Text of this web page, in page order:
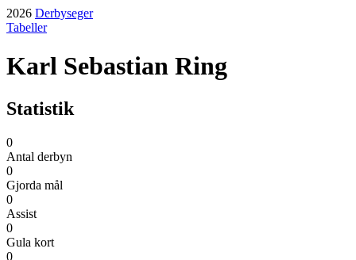
2026 Derbyseger
Tabeller
Karl Sebastian Ring
Statistik
0
Antal derbyn
0
Gjorda mål
0
Assist
0
Gula kort
0